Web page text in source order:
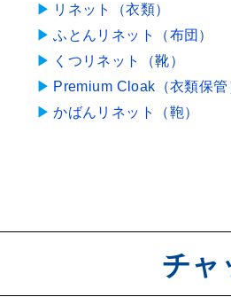
リネット（衣類）
ふとんリネット（布団）
くつリネット（靴）
Premium Cloak（衣類保管
かばんリネット（鞄）
チャ